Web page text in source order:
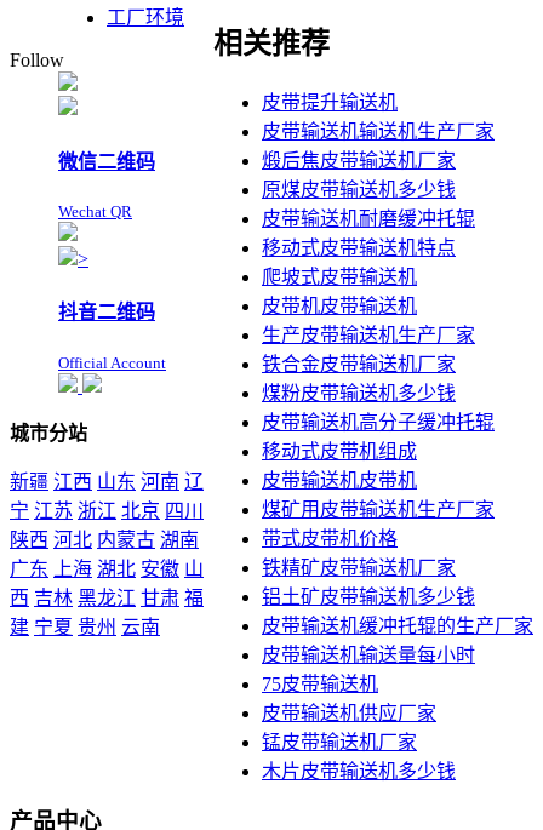
相关推荐
皮带提升输送机
皮带输送机输送机生产厂家
煅后焦皮带输送机厂家
原煤皮带输送机多少钱
皮带输送机耐磨缓冲托辊
移动式皮带输送机特点
爬坡式皮带输送机
皮带机皮带输送机
生产皮带输送机生产厂家
铁合金皮带输送机厂家
煤粉皮带输送机多少钱
皮带输送机高分子缓冲托辊
移动式皮带机组成
皮带输送机皮带机
煤矿用皮带输送机生产厂家
带式皮带机价格
铁精矿皮带输送机厂家
铝土矿皮带输送机多少钱
皮带输送机缓冲托辊的生产厂家
皮带输送机输送量每小时
75皮带输送机
皮带输送机供应厂家
锰皮带输送机厂家
木片皮带输送机多少钱
产品中心
工厂环境
Follow
微信二维码
Wechat QR
>
抖音二维码
Official Account
城市分站
新疆 江西 山东 河南 辽
宁 江苏 浙江 北京 四川
陕西 河北 内蒙古 湖南
广东
上海 湖北 安徽 山
西 吉林 黑龙江 甘肃 福
建 宁夏 贵州 云南